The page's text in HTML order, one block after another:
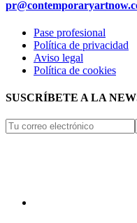
Pase profesional
Política de privacidad
Aviso legal
Política de cookies
SUSCRÍBETE A LA